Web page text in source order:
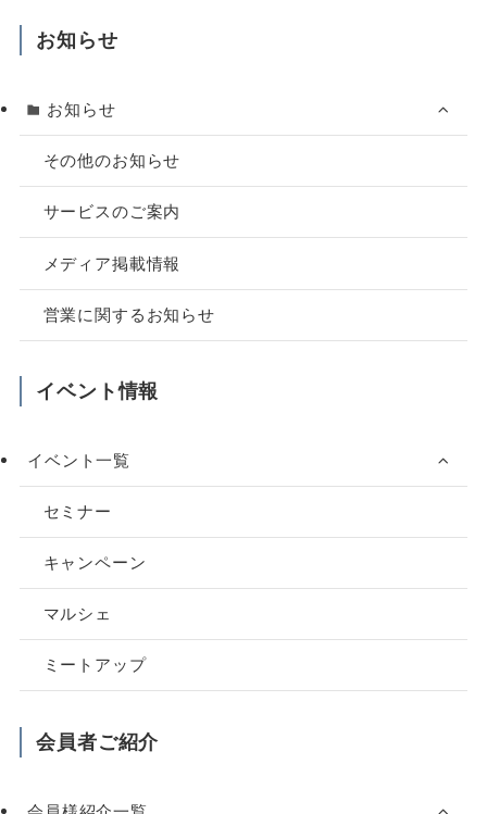
お知らせ
お知らせ
その他のお知らせ
サービスのご案内
メディア掲載情報
営業に関するお知らせ
イベント情報
イベント一覧
セミナー
キャンペーン
マルシェ
ミートアップ
会員者ご紹介